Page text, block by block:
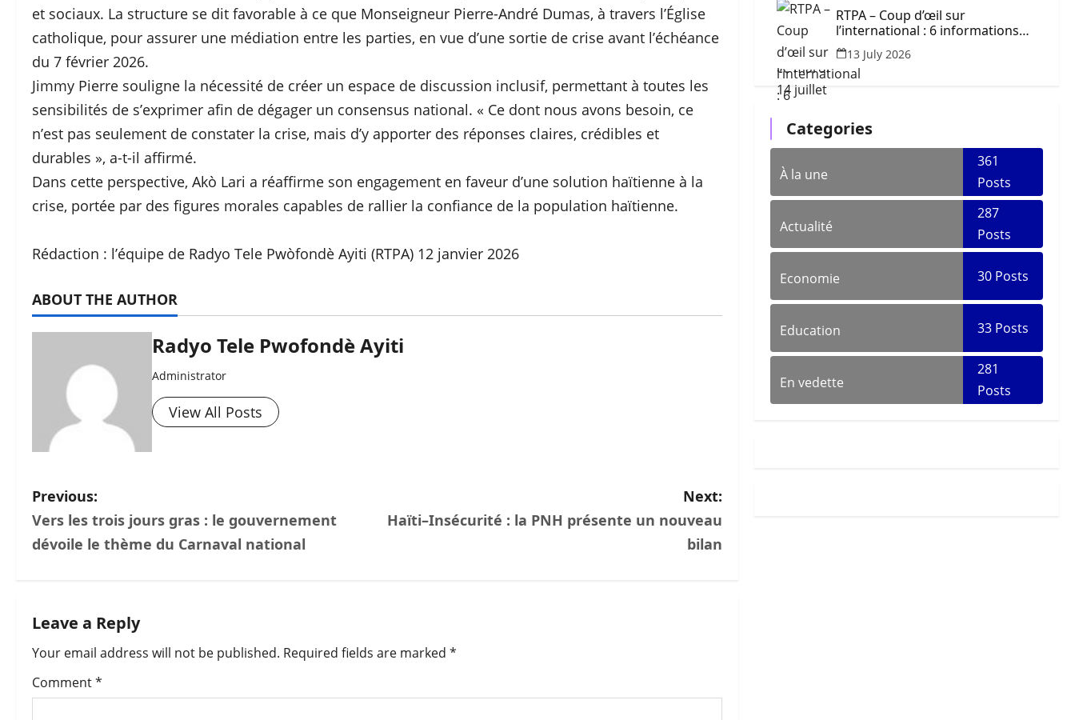
et sociaux. La structure se dit favorable à ce que Monseigneur Pierre-André Dumas, à travers l’Église
catholique, pour assurer une médiation entre les parties, en vue d’une sortie de crise avant l’échéance
du 7 février 2026.
Jimmy Pierre souligne la nécessité de créer un espace de discussion inclusif, permettant à toutes les
sensibilités de s’exprimer afin de dégager un consensus national. « Ce dont nous avons besoin, ce
n’est pas seulement de constater la crise, mais d’y apporter des réponses claires, crédibles et
durables », a-t-il affirmé.
Dans cette perspective, Akò Lari a réaffirme son engagement en faveur d’une solution haïtienne à la
crise, portée par des figures morales capables de rallier la confiance de la population haïtienne.
Rédaction : l’équipe de Radyo Tele Pwòfondè Ayiti (RTPA) 12 janvier 2026
ABOUT THE AUTHOR
Radyo Tele Pwofondè Ayiti
Administrator
View All Posts
P
o
n
a
v
Previous:
Vers les trois jours gras : le gouvernement
dévoile le thème du Carnaval national
Next:
Haïti–Insécurité : la PNH présente un nouveau
bilan
Leave a Reply
Your email address will not be published. Required fields are marked *
Comment*
RTPA – Coup d’œil sur
l’international : 6 informations
majeures à retenir ce lundi 13
juillet 2026
13 July 2026
Categories
À la une
361
Posts
Actualité
287
Posts
Economie 30 Posts
Education 33 Posts
En vedette
281
Posts